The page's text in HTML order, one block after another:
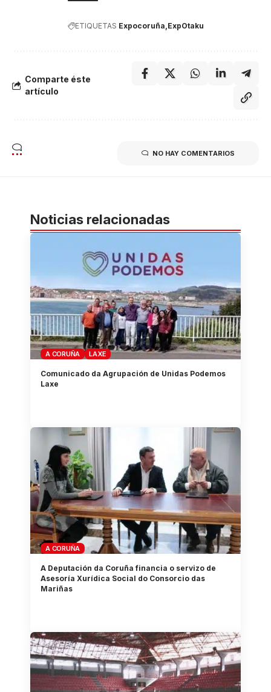
ETIQUETAS Expocoruña ExpOtaku
Comparte éste
artículo
NO HAY COMENTARIOS
Noticias relacionadas
A CORUÑA LAXE
Comunicado da Agrupación de Unidas Podemos
Laxe
A CORUÑA
A Deputación da Coruña financia o servizo de
Asesoría Xurídica Social do Consorcio das
Mariñas